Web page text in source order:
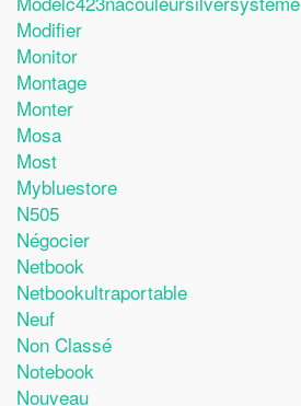
Modifier
Monitor
Montage
Monter
Mosa
Most
Mybluestore
N505
Négocier
Netbook
Netbookultraportable
Neuf
Non Classé
Notebook
Nouveau